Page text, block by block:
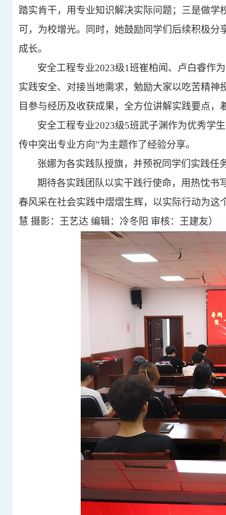
踏实肯干，用专业知识解决实际问题；三是做
可，为校增光。同时，她鼓励同学们后续积极
成长。
安全工程专业2023级1班崔柏闻、卢白睿作
实践安全、对接当地需求，勉励大家以吃苦精
目参与经历及收获成果，全方位讲解实践要点
安全工程专业2023级5班武子渊作为优秀学
传中突出专业方向”为主题作了经验分享。
张娜为各实践队授旗，并预祝同学们实践任
期待各实践团队以实干践行使命，用热忱书
春风采在社会实践中熠熠生辉，以实际行动为
慧 摄影：王艺达 编辑：冷冬阳 审核：王建友）